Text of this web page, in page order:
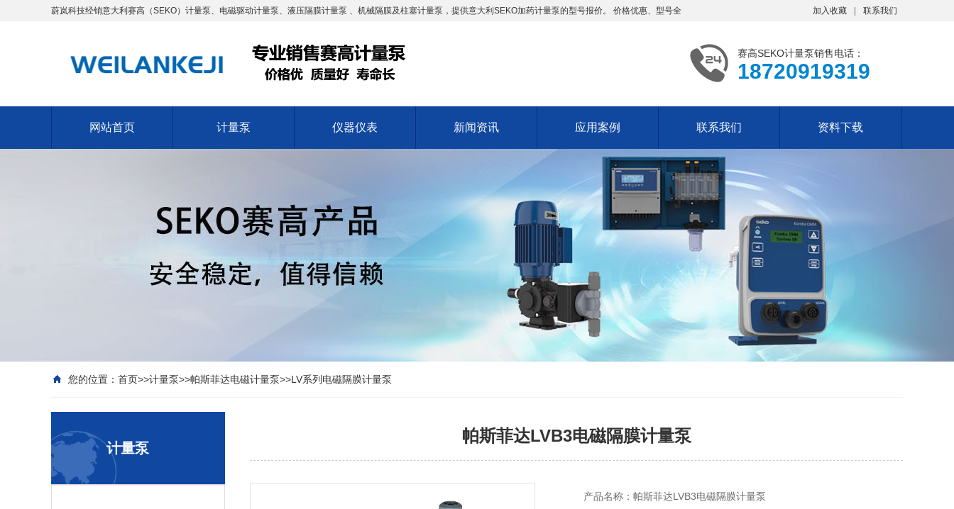
蔚岚科技经销意大利赛高（SEKO）计量泵、电磁驱动计量泵、液压隔膜计量泵 、机械隔膜及柱塞计量泵，提供意大利SEKO加药计量泵的型号报价。 价格优惠、型号全 加入收藏 联系我们
赛高SEKO计量泵销售电话：
18720919319
网站首页 计量泵 仪器仪表 新闻资讯 应用案例 联系我们 资料下载
您的位置： 首页>>计量泵>>帕斯菲达电磁计量泵>>LV系列电磁隔膜计量泵
计量泵
帕斯菲达LVB3电磁隔膜计量泵
产品名称：帕斯菲达LVB3电磁隔膜计量泵